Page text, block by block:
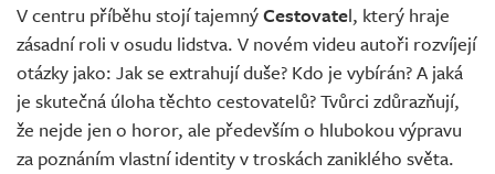
V centru příběhu stojí tajemnýCestovatel, který hraje
zásadní roli v osudu lidstva. V novém videu autoři rozvíjejí
otázky jako: Jak se extrahují duše? Kdo je vybírán? A jaká
je skutečná úloha těchto cestovatelů? Tvůrci zdůrazňují,
že nejde jen o horor, ale především o hlubokou výpravu
za poznáním vlastní identity v troskách zaniklého světa.